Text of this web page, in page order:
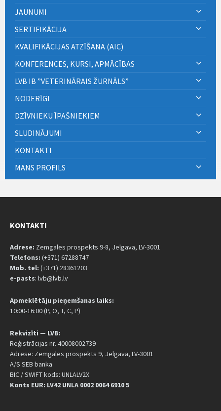
JAUNUMI
SERTIFIKĀCIJA
KVALIFIKĀCIJAS ATZĪŠANA (AIC)
KONFERENCES, KURSI, APMĀCĪBAS
LVB IB ”VETERINĀRAIS ŽURNĀLS”
NODERĪGI
DZĪVNIEKU ĪPAŠNIEKIEM
SLUDINĀJUMI
KONTAKTI
MANS PROFILS
KONTAKTI
Adrese: Zemgales prospekts 9-8, Jelgava, LV-3001
Telefons: (+371) 67288747
Mob. tel: (+371) 28361203
e-pasts: lvb@lvb.lv
Apmeklētāju pieņemšanas laiks:
10:00-16:00 (P, O, T, C, P)
Rekvizīti — LVB:
Reģistrācijas nr. 40008002739
Adrese: Zemgales prospekts 9, Jelgava, LV-3001
A/S SEB banka
BIC / SWIFT kods: UNLALV2X
Konts EUR: LV42 UNLA 0002 0064 6910 5